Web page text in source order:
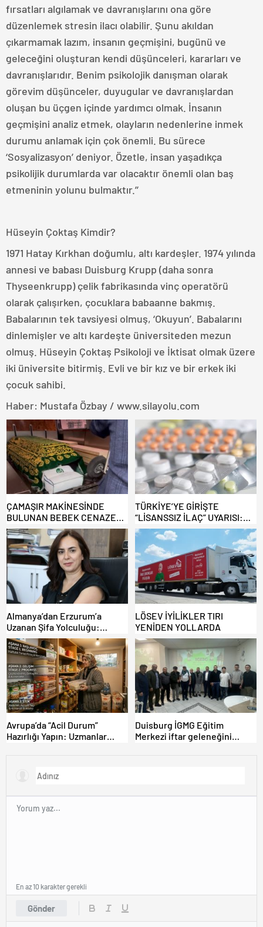
fırsatları algılamak ve davranışlarını ona göre
düzenlemek stresin ilacı olabilir. Şunu akıldan
çıkarmamak lazım, insanın geçmişini, bugünü ve
geleceğini oluşturan kendi düşünceleri, kararları ve
davranışlarıdır. Benim psikolojik danışman olarak
görevim düşünceler, duyugular ve davranışlardan
oluşan bu üçgen içinde yardımcı olmak. İnsanın
geçmişini analiz etmek, olayların nedenlerine inmek
durumu anlamak için çok önemli. Bu sürece
‘Sosyalizasyon’ deniyor. Özetle, insan yaşadıkça
psikolijik durumlarda var olacaktır önemli olan baş
etmeninin yolunu bulmaktır.’’
Hüseyin Çoktaş Kimdir?
1971 Hatay Kırkhan doğumlu, altı kardeşler. 1974 yılında
annesi ve babası Duisburg Krupp (daha sonra
Thyseenkrupp) çelik fabrikasında vinç operatörü
olarak çalışırken, çocuklara babaanne bakmış.
Babalarının tek tavsiyesi olmuş, ‘Okuyun’. Babalarını
dinlemişler ve altı kardeşte üniversiteden mezun
olmuş. Hüseyin Çoktaş Psikoloji ve İktisat olmak üzere
iki üniversite bitirmiş. Evli ve bir kız ve bir erkek iki
çocuk sahibi.
Haber: Mustafa Özbay / www.silayolu.com
ÇAMAŞIR MAKİNESİNDE
BULUNAN BEBEK CENAZESİ
ŞOK ETTİ
TÜRKİYE’YE GİRİŞTE
“LİSANSSIZ İLAÇ” UYARISI:
GÜMRÜKTE EL KONULUYOR!
Almanya’dan Erzurum’a
Uzanan Şifa Yolculuğu:
Hastalığına Türkiye’de Çözüm
Buldu.
LÖSEV İYİLİKLER TIRI
YENİDEN YOLLARDA
Avrupa’da “Acil Durum”
Hazırlığı Yapın: Uzmanlar
Duisburg İGMG Eğitim
Merkezi iftar geleneğini
Gönder
En az 10 karakter gerekli